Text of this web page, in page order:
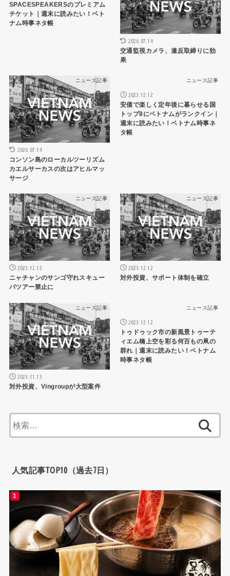
SPACESPEAKERSのプレミアム
チケット｜週末に読みたい！ベト
ナム時事ネタ帳
2026.07.14
交通監視カメラ、違反取締りに効
果
ニュース記事
2026.07.14
コンソン島のローカルツーリズム
カエルサーカスの次はアヒルマッ
サージ
ニュース記事
2023.12.12
安価で楽しく定年後に暮らせる国
トップ8にベトナムがランクイン｜
週末に読みたい！ベトナム時事ネ
タ帳
ニュース記事
2023.12.12
ニャチャンのサンゴ守れスキュー
バツアー禁止に
ニュース記事
2023.12.12
対外投資、サポート体制を確立
ニュース記事
2023.11.13
対外投資、Vingroupが大型案件
ニュース記事
2023.12.12
トゥドゥック市の新風景トゥーテ
ィエム橋上空を彩る何百もの凧の
群れ｜週末に読みたい！ベトナム
時事ネタ帳
索:
人気記事TOP10（過去7日）